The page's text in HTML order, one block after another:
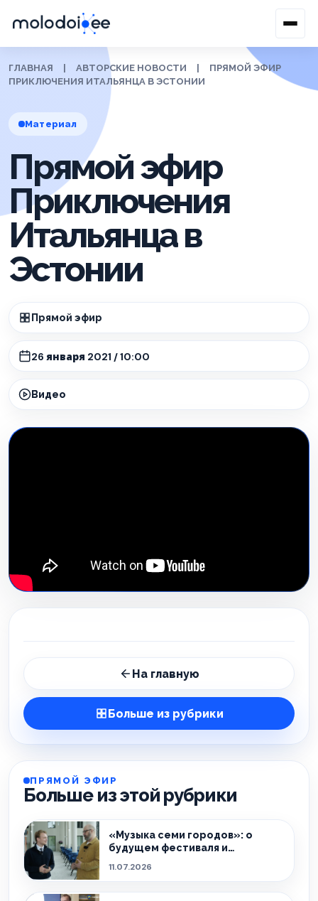
ГЛАВНАЯ АВТОРСКИЕ НОВОСТИ
ПРЯМОЙ ЭФИР
ПРИКЛЮЧЕНИЯ ИТАЛЬЯНЦА В ЭСТОНИИ
Материал
Прямой эфир
Приключения
Итальянца в
Эстонии
Прямой эфир
26 января 2021 / 10:00
Видео
На главную
Больше из рубрики
ПРЯМОЙ ЭФИР
Больше из этой рубрики
«Музыка семи городов»: о
будущем фестиваля и
11.07.2026